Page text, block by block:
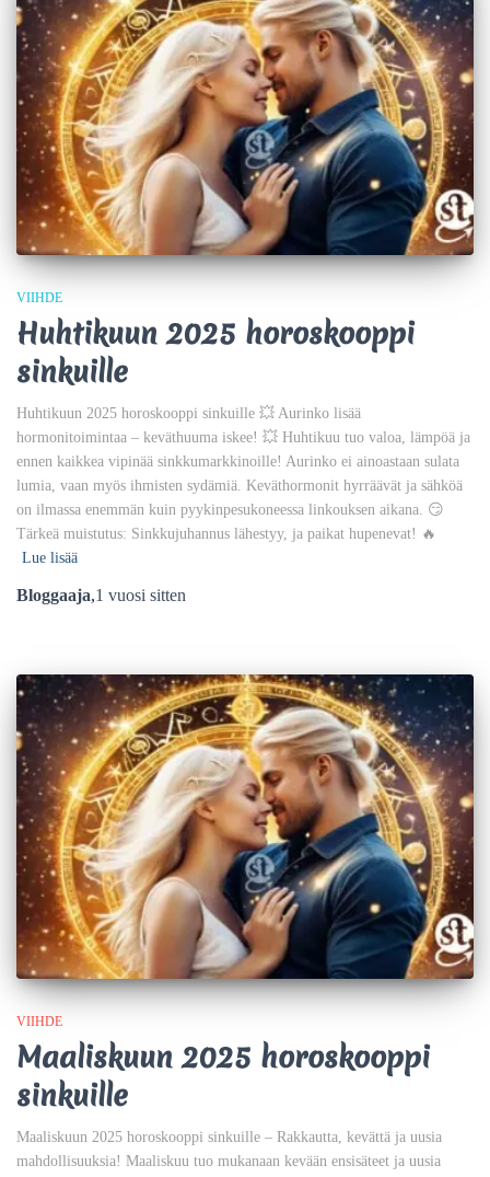
VIIHDE
Huhtikuun 2025 horoskooppi
sinkuille
Huhtikuun 2025 horoskooppi sinkuille 💥 Aurinko lisää
hormonitoimintaa – keväthuuma iskee! 💥 Huhtikuu tuo valoa, lämpöä ja
ennen kaikkea vipinää sinkkumarkkinoille! Aurinko ei ainoastaan sulata
lumia, vaan myös ihmisten sydämiä. Keväthormonit hyrräävät ja sähköä
on ilmassa enemmän kuin pyykinpesukoneessa linkouksen aikana. 😏
Tärkeä muistutus: Sinkkujuhannus lähestyy, ja paikat hupenevat! 🔥
Lue lisää
Bloggaaja,1 vuosi sitten
VIIHDE
Maaliskuun 2025 horoskooppi
sinkuille
Maaliskuun 2025 horoskooppi sinkuille – Rakkautta, kevättä ja uusia
mahdollisuuksia! Maaliskuu tuo mukanaan kevään ensisäteet ja uusia